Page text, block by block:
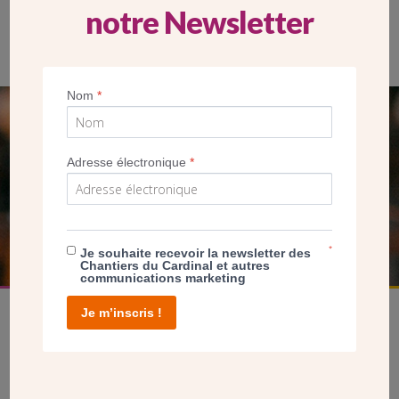
… et coupe du ruban !
SEUL VOTRE DON
NOUS PERMET D’AGIR
FAIRE UN DON
notre Newsletter
Nom*
Adresse électronique*
Je souhaite recevoir la newsletter des
Chantiers du Cardinal et autres
communications marketing
*
Je m’inscris !